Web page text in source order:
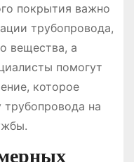
покрытия важно
трубопровода,
вещества, а
помогут
которое
на